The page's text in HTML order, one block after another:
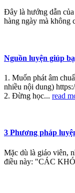
Đây là hướng dẫn
hàng ngày mà không
Nguồn luyện giúp
1. Muốn phát âm
nhiều nội dung)
2. Đừng học... read
3 Phương pháp
Mặc dù là giáo viên,
điều này: "CÁC